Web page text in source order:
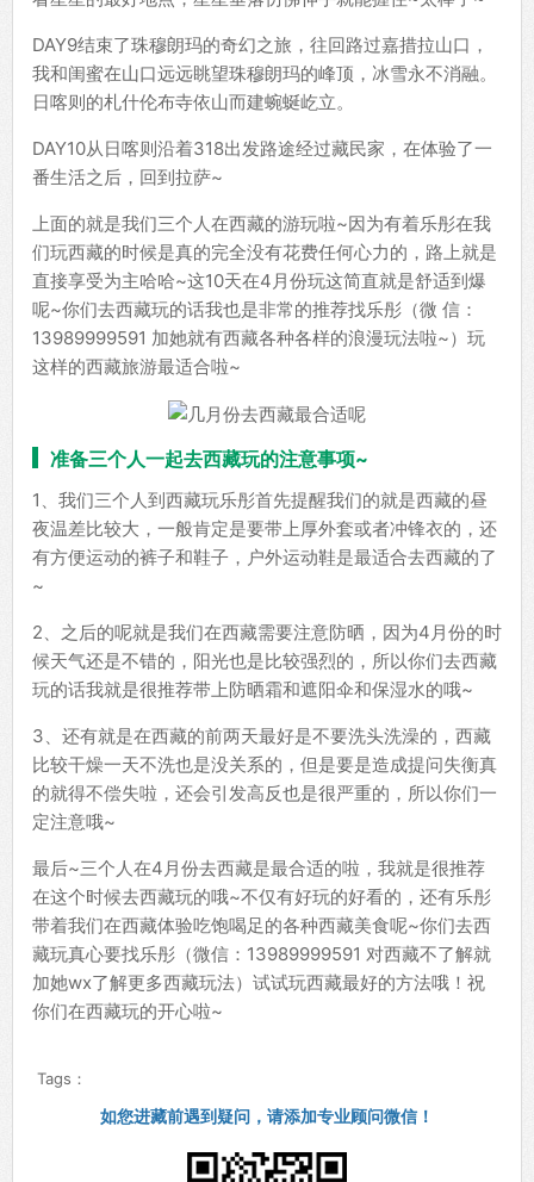
DAY9结束了珠穆朗玛的奇幻之旅，往回路过嘉措拉山口，
我和闺蜜在山口远远眺望珠穆朗玛的峰顶，冰雪永不消融。
日喀则的札什伦布寺依山而建蜿蜒屹立。
DAY10从日喀则沿着318出发路途经过藏民家，在体验了一
番生活之后，回到拉萨~
上面的就是我们三个人在西藏的游玩啦~因为有着乐彤在我
们玩西藏的时候是真的完全没有花费任何心力的，路上就是
直接享受为主哈哈~这10天在4月份玩这简直就是舒适到爆
呢~你们去西藏玩的话我也是非常的推荐找乐彤（微 信：
13989999591 加她就有西藏各种各样的浪漫玩法啦~）玩
这样的西藏旅游最适合啦~
准备三个人一起去西藏玩的注意事项~
1、我们三个人到西藏玩乐彤首先提醒我们的就是西藏的昼
夜温差比较大，一般肯定是要带上厚外套或者冲锋衣的，还
有方便运动的裤子和鞋子，户外运动鞋是最适合去西藏的了
~
2、之后的呢就是我们在西藏需要注意防晒，因为4月份的时
候天气还是不错的，阳光也是比较强烈的，所以你们去西藏
玩的话我就是很推荐带上防晒霜和遮阳伞和保湿水的哦~
3、还有就是在西藏的前两天最好是不要洗头洗澡的，西藏
比较干燥一天不洗也是没关系的，但是要是造成提问失衡真
的就得不偿失啦，还会引发高反也是很严重的，所以你们一
定注意哦~
最后~三个人在4月份去西藏是最合适的啦，我就是很推荐
在这个时候去西藏玩的哦~不仅有好玩的好看的，还有乐彤
带着我们在西藏体验吃饱喝足的各种西藏美食呢~你们去西
藏玩真心要找乐彤（微信：13989999591 对西藏不了解就
加她wx了解更多西藏玩法）试试玩西藏最好的方法哦！祝
你们在西藏玩的开心啦~
Tags：
如您进藏前遇到疑问，请添加专业顾问微信！